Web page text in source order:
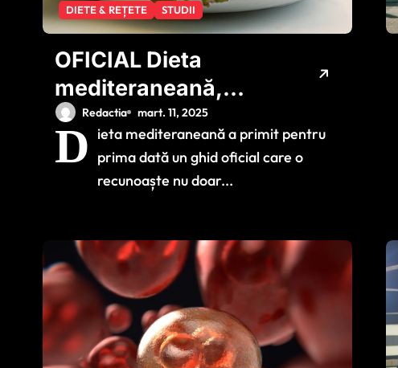
DIETE & REȚETE STUDII
OFICIAL Dieta
mediteraneană,
terapie împotriva
bolilor grave
Redactia mart. 11, 2025
D ieta mediteraneană a primit pentru
prima dată un ghid oficial care o
recunoaște nu doar...